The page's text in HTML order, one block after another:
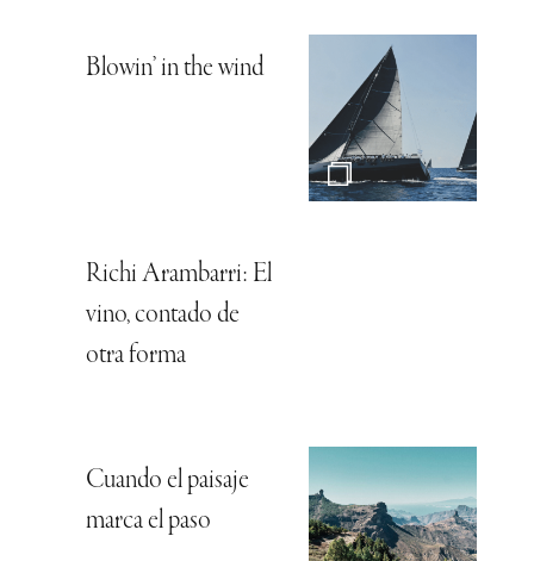
Blowin’ in the wind
Richi Arambarri: El
vino, contado de
otra forma
Cuando el paisaje
marca el paso